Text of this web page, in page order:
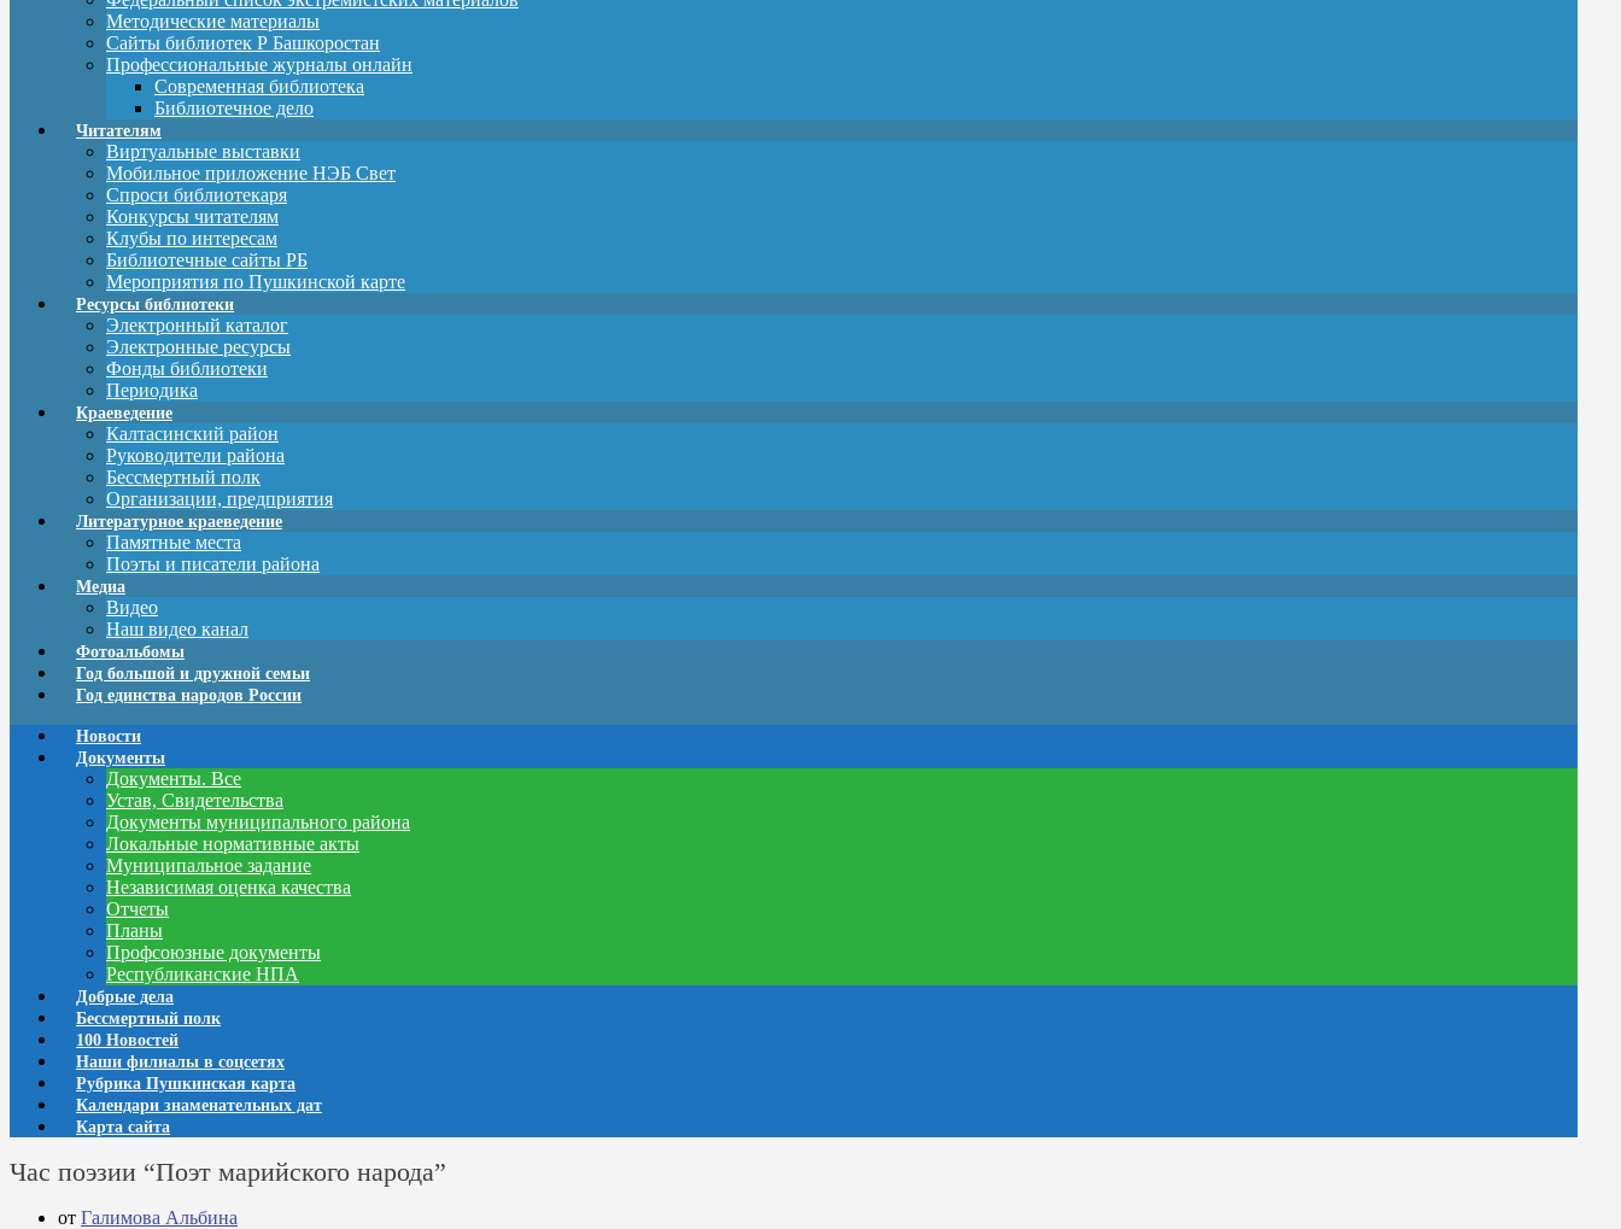
Методические материалы
Сайты библиотек Р Башкоростан
Профессиональные журналы онлайн
Современная библиотека
Библиотечное дело
Читателям
Виртуальные выставки
Мобильное приложение НЭБ Свет
Спроси библиотекаря
Конкурсы читателям
Клубы по интересам
Библиотечные сайты РБ
Мероприятия по Пушкинской карте
Ресурсы библиотеки
Электронный каталог
Электронные ресурсы
Фонды библиотеки
Периодика
Краеведение
Калтасинский район
Руководители района
Бессмертный полк
Организации, предприятия
Литературное краеведение
Памятные места
Поэты и писатели района
Медиа
Видео
Наш видео канал
Фотоальбомы
Год большой и дружной семьи
Год единства народов России
Новости
Документы
Документы. Все
Устав, Свидетельства
Документы муниципального района
Локальные нормативные акты
Муниципальное задание
Независимая оценка качества
Отчеты
Планы
Профсоюзные документы
Республиканские НПА
Добрые дела
Бессмертный полк
100 Новостей
Наши филиалы в соцсетях
Рубрика Пушкинская карта
Календари знаменательных дат
Карта сайта
Час поэзии “Поэт марийского народа”
от Галимова Альбина